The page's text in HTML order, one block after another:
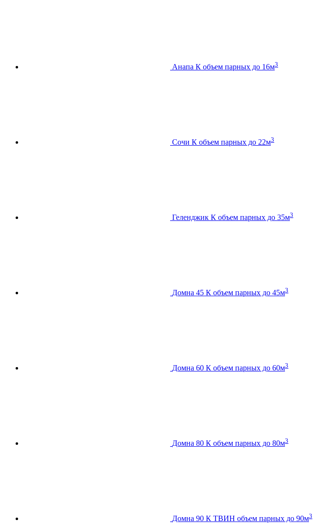
Анапа К объем парных до 16м3
Сочи К объем парных до 22м3
Геленджик К объем парных до 35м3
Домна 45 К объем парных до 45м3
Домна 60 К объем парных до 60м3
Домна 80 К объем парных до 80м3
Домна 90 К ТВИН объем парных до 90м3